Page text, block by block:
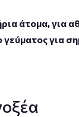
άτομα, για
για